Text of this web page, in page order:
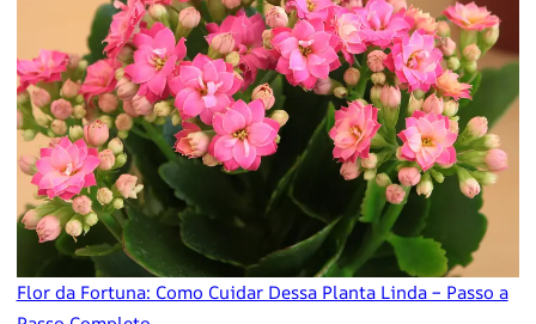
Flor da Fortuna: Como Cuidar Dessa Planta Linda – Passo a